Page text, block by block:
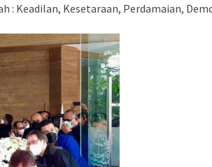
: Keadilan, Kesetaraan, Perdamaian,